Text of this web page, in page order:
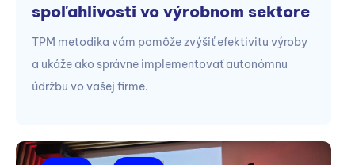
spoľahlivosti vo výrobnom sektore
TPM metodika vám pomôže zvýšiť efektivitu výroby
a ukáže ako správne implementovať autonómnu
údržbu vo vašej firme.